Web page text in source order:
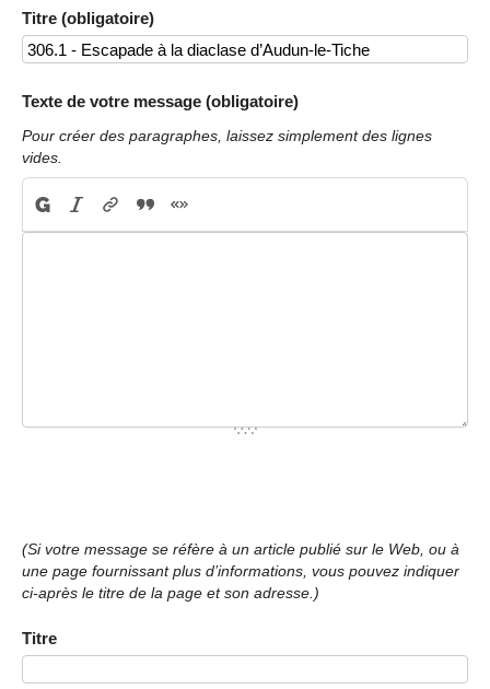
Titre (obligatoire)
Texte de votre message (obligatoire)
Pour créer des paragraphes, laissez simplement des lignes
vides.
(Si votre message se réfère à un article publié sur le Web, ou à
une page fournissant plus d’informations, vous pouvez indiquer
ci-après le titre de la page et son adresse.)
Titre